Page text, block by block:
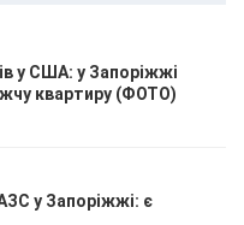
у США: у Запоріжжі
квартиру (ФОТО)
у Запоріжжі: є